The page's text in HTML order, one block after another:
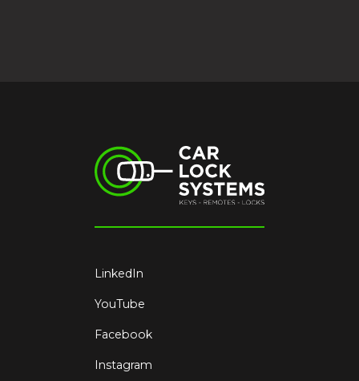
LinkedIn
YouTube
Facebook
Instagram